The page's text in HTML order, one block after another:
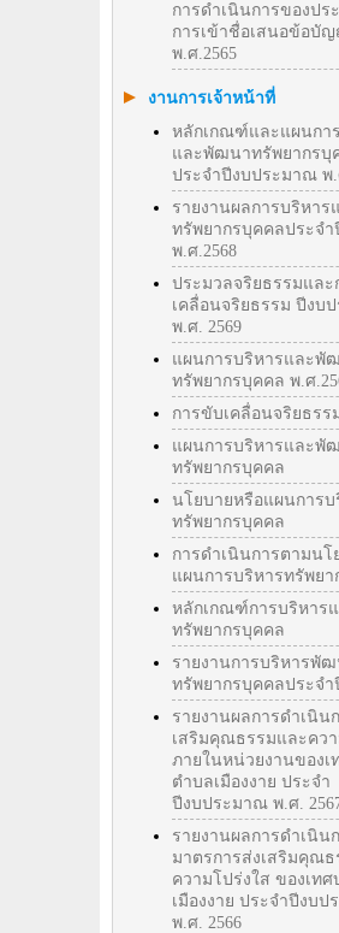
การดำเนินการของปร
การเข้าชื่อเสนอข้อบั
พ.ศ.2565
งานการเจ้าหน้าที่
หลักเกณฑ์และแผนกา
และพัฒนาทรัพยากรบุ
ประจำปีงบประมาณ พ.
รายงานผลการบริหา
ทรัพยากรบุคคลประจำ
พ.ศ.2568
ประมวลจริยธรรมและ
เคลื่อนจริยธรรม ปีงบ
พ.ศ. 2569
แผนการบริหารและพั
ทรัพยากรบุคคล พ.ศ
การขับเคลื่อนจริยธรร
แผนการบริหารและพั
ทรัพยากรบุคคล
นโยบายหรือแผนการบ
ทรัพยากรบุคคล
การดำเนินการตามนโ
แผนการบริหารทรัพยา
หลักเกณฑ์การบริหาร
ทรัพยากรบุคคล
รายงานการบริหารพั
ทรัพยากรบุคคลประจำ
รายงานผลการดำเนิน
เสริมคุณธรรมและควา
ภายในหน่วยงานของเ
ตำบลเมืองงาย ประจำ
ปีงบประมาณ พ.ศ.
รายงานผลการดำเนิน
มาตรการส่งเสริมคุณธ
ความโปร่งใส ของเท
เมืองงาย ประจำปีงบ
พ.ศ. 2566